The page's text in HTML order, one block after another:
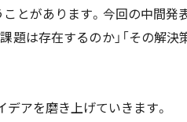
とがあります。今回の中間発
は存在するのか」「その解
アを磨き上げていきます。